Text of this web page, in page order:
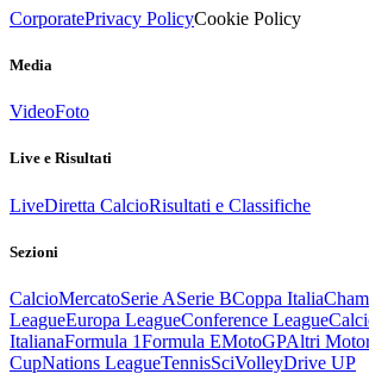
CorporatePrivacy PolicyCookie Policy
Media
VideoFoto
Live e Risultati
LiveDiretta CalcioRisultati e Classifiche
Sezioni
CalcioMercatoSerie ASerie BCoppa Italia
LeagueEuropa LeagueConference League
ItalianaFormula 1Formula EMotoGPAltri
CupNations LeagueTennisSciVolleyDrive UP